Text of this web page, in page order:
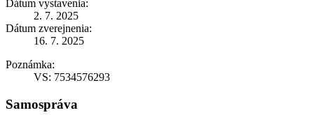
Dátum vystavenia:
2. 7. 2025
Dátum zverejnenia:
16. 7. 2025
Poznámka:
VS: 7534576293
Samospráva